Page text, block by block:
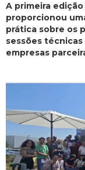
A primeira
proporcionou
prática sobre os
sessões
empresas